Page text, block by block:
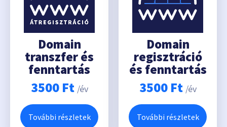
Domain
transzfer és
fenntartás
3500 Ft /év
További részletek
Domain
regisztráció
és fenntartás
3500 Ft /év
További részletek